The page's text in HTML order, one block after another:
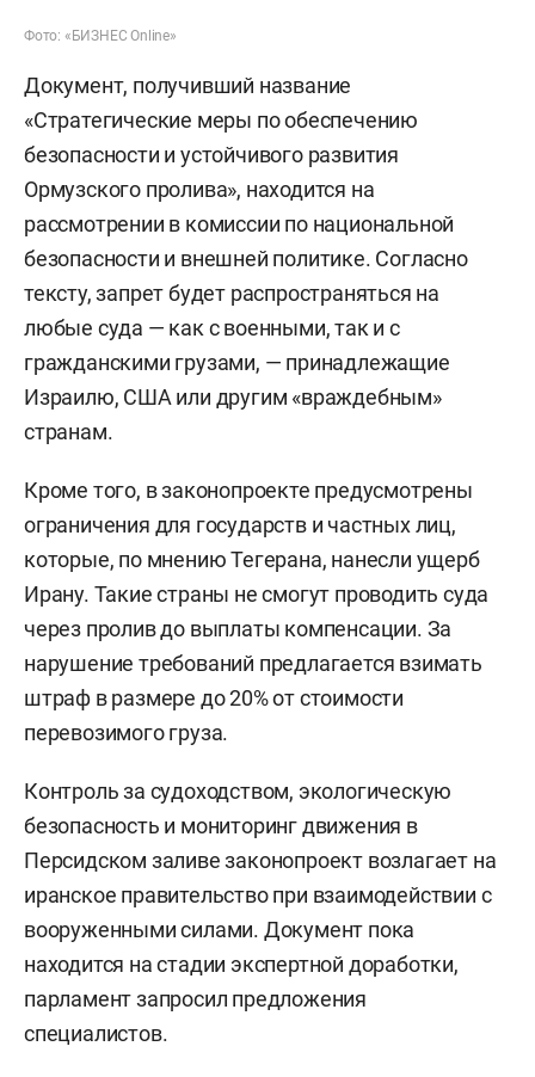
Фото: «БИЗНЕС Online»
Документ, получивший название
«Стратегические меры по обеспечению
безопасности и устойчивого развития
Ормузского пролива», находится на
рассмотрении в комиссии по национальной
безопасности и внешней политике. Согласно
тексту, запрет будет распространяться на
любые суда — как с военными, так и с
гражданскими грузами, — принадлежащие
Израилю, США или другим «враждебным»
странам.
Кроме того, в законопроекте предусмотрены
ограничения для государств и частных лиц,
которые, по мнению Тегерана, нанесли ущерб
Ирану. Такие страны не смогут проводить суда
через пролив до выплаты компенсации. За
нарушение требований предлагается взимать
штраф в размере до 20% от стоимости
перевозимого груза.
Контроль за судоходством, экологическую
безопасность и мониторинг движения в
Персидском заливе законопроект возлагает на
иранское правительство при взаимодействии с
вооруженными силами. Документ пока
находится на стадии экспертной доработки,
парламент запросил предложения
специалистов.